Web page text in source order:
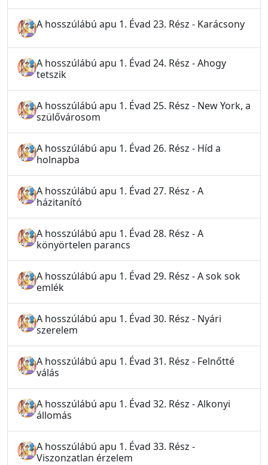
A hosszúlábú apu 1. Évad 23. Rész - Karácsony
A hosszúlábú apu 1. Évad 24. Rész - Ahogy
tetszik
A hosszúlábú apu 1. Évad 25. Rész - New York, a
szülővárosom
A hosszúlábú apu 1. Évad 26. Rész - Híd a
holnapba
A hosszúlábú apu 1. Évad 27. Rész - A
házitanító
A hosszúlábú apu 1. Évad 28. Rész - A
könyörtelen parancs
A hosszúlábú apu 1. Évad 29. Rész - A sok sok
emlék
A hosszúlábú apu 1. Évad 30. Rész - Nyári
szerelem
A hosszúlábú apu 1. Évad 31. Rész - Felnőtté
válás
A hosszúlábú apu 1. Évad 32. Rész - Alkonyi
állomás
A hosszúlábú apu 1. Évad 33. Rész -
Viszonzatlan érzelem